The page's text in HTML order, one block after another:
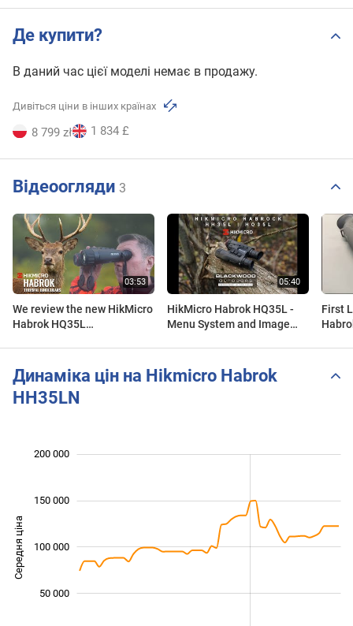
Де купити?
В даний час цієї моделі немає в продажу.
Дивіться ціни в інших країнах
8 799 zł 1 834 £
Відеоогляди 3
We review the new HikMicro
Habrok HQ35L
HikMicro Habrok HQ35L -
Menu System and Image
First
Динаміка цін на Hikmicro Habrok
HH35LN
Середня ціна 100 000
200 000
100 000
150 000
50 000